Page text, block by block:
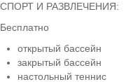
СПОРТ И РАЗВЛЕЧЕНИЯ:
Бесплатно
открытый бассейн
закрытый бассейн
настольный теннис